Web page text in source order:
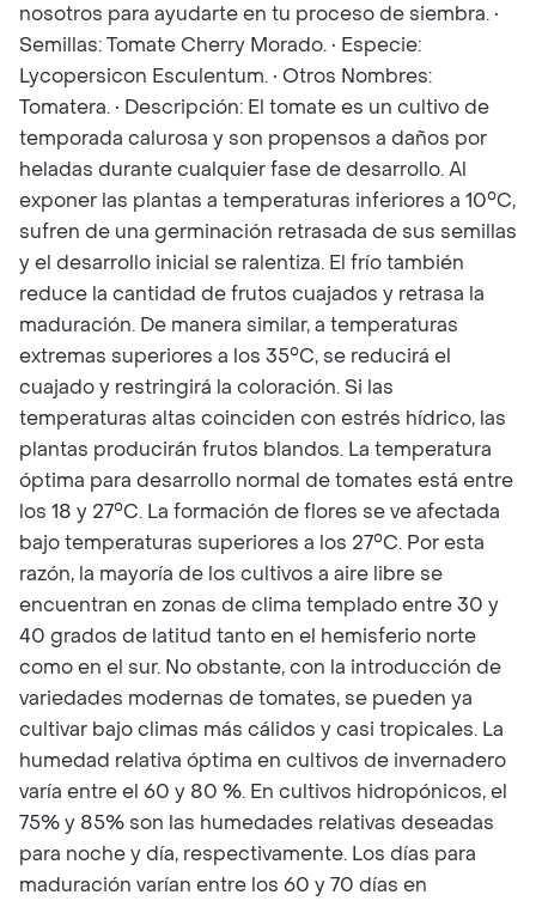
nosotros para ayudarte en tu proceso de siembra. •
Semillas: Tomate Cherry Morado. • Especie:
Lycopersicon Esculentum. • Otros Nombres:
Tomatera. • Descripción: El tomate es un cultivo de
temporada calurosa y son propensos a daños por
heladas durante cualquier fase de desarrollo. Al
exponer las plantas a temperaturas inferiores a 10°C,
sufren de una germinación retrasada de sus semillas
y el desarrollo inicial se ralentiza. El frío también
reduce la cantidad de frutos cuajados y retrasa la
maduración. De manera similar, a temperaturas
extremas superiores a los 35°C, se reducirá el
cuajado y restringirá la coloración. Si las
temperaturas altas coinciden con estrés hídrico, las
plantas producirán frutos blandos. La temperatura
óptima para desarrollo normal de tomates está entre
los 18 y 27°C. La formación de flores se ve afectada
bajo temperaturas superiores a los 27°C. Por esta
razón, la mayoría de los cultivos a aire libre se
encuentran en zonas de clima templado entre 30 y
40 grados de latitud tanto en el hemisferio norte
como en el sur. No obstante, con la introducción de
variedades modernas de tomates, se pueden ya
cultivar bajo climas más cálidos y casi tropicales. La
humedad relativa óptima en cultivos de invernadero
varía entre el 60 y 80 %. En cultivos hidropónicos, el
75% y 85% son las humedades relativas deseadas
para noche y día, respectivamente. Los días para
maduración varían entre los 60 y 70 días en